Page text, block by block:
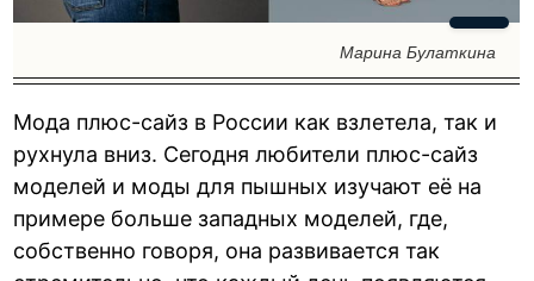
Марина Булаткина
Мода плюс-сайз в России как взлетела, так и
рухнула вниз. Сегодня любители плюс-сайз
моделей и моды для пышных изучают её на
примере больше западных моделей, где,
собственно говоря, она развивается так